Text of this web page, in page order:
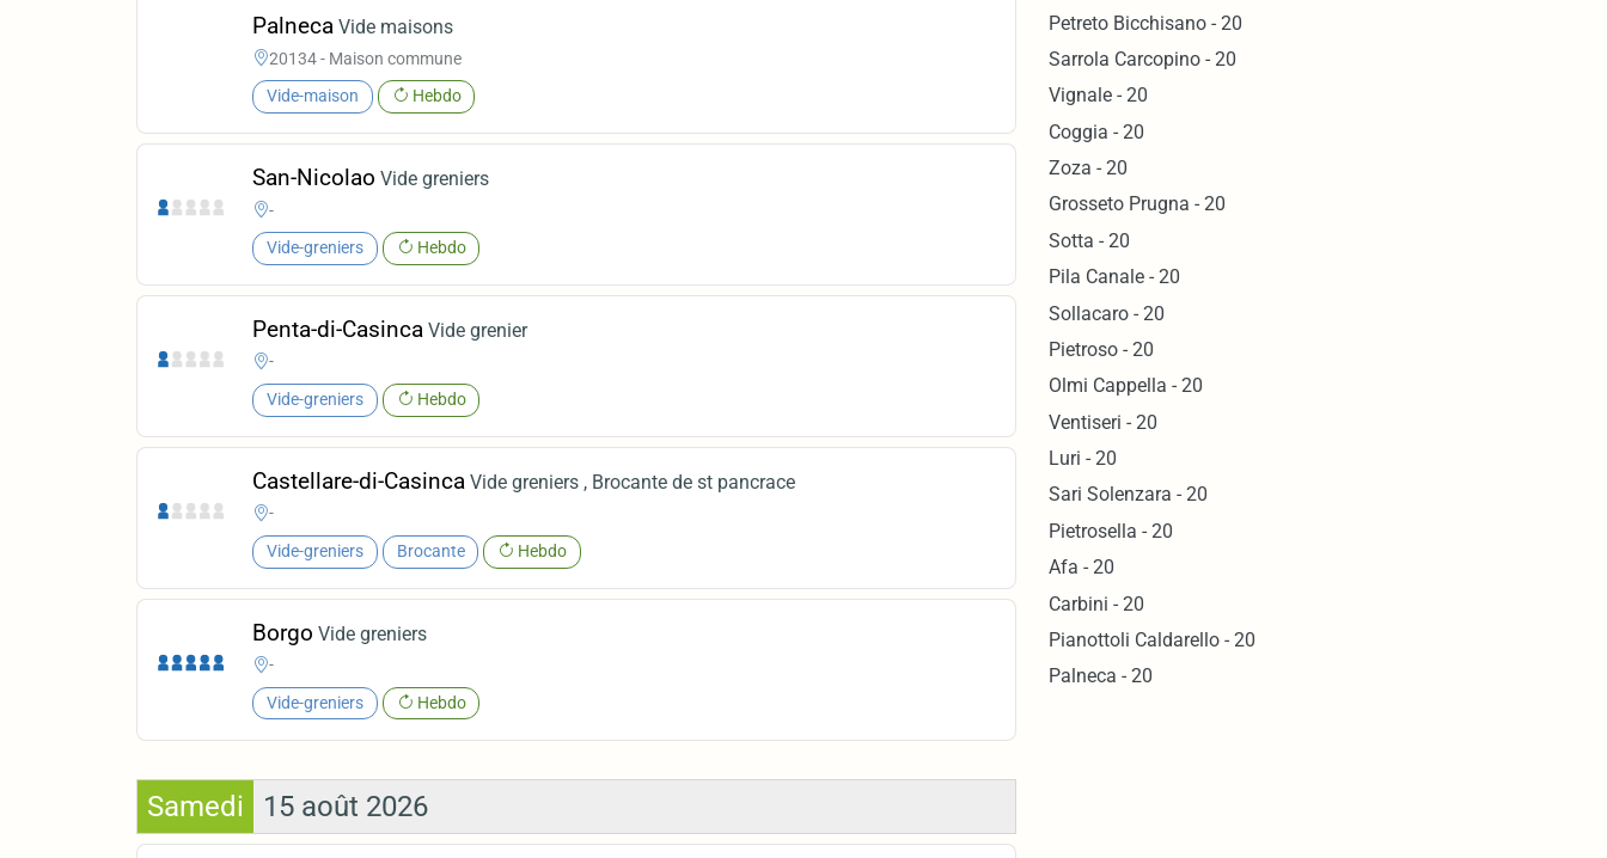
Palneca Vide maisons
20134 - Maison commune
Vide-maison Hebdo
San-Nicolao Vide greniers
-
Vide-greniers Hebdo
Penta-di-Casinca Vide grenier
-
Vide-greniers Hebdo
Castellare-di-Casinca Vide greniers , Brocante de st pancrace
-
Vide-greniers Brocante Hebdo
Borgo Vide greniers
-
Vide-greniers Hebdo
Samedi 15 août 2026
Petreto Bicchisano - 20
Sarrola Carcopino - 20
Vignale - 20
Coggia - 20
Zoza - 20
Grosseto Prugna - 20
Sotta - 20
Pila Canale - 20
Sollacaro - 20
Pietroso - 20
Olmi Cappella - 20
Ventiseri - 20
Luri - 20
Sari Solenzara - 20
Pietrosella - 20
Afa - 20
Carbini - 20
Pianottoli Caldarello - 20
Palneca - 20